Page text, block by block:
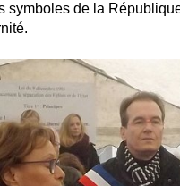
symboles de la